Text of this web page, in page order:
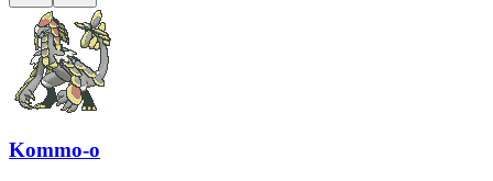
Kommo-o